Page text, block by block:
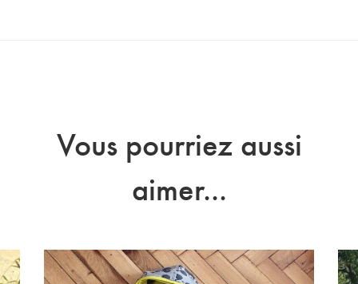
Vous pourriez aussi
aimer...